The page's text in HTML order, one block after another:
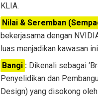
KLIA.
Nilai & Seremban
bekerjasama dengan
luas menjadikan kawasan
Bangi :Dikenali sebagai
Penyelidikan dan
Design) yang disokong